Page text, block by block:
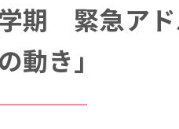
期 緊急ア
動き」